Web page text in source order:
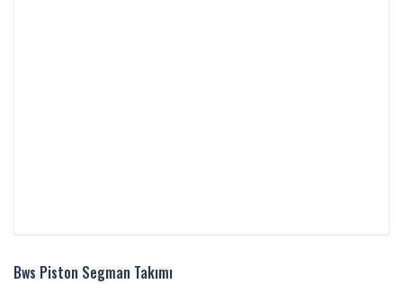
Bws Piston Segman Takımı